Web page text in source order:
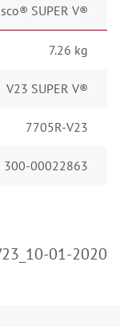
SUPER V®
7.26 kg
V23 SUPER V®
7705R-V23
300-00022863
01-2020